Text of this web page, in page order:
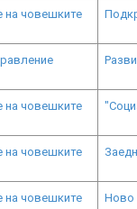
на човешките
на човешките
на човешките
на човешките
Ново